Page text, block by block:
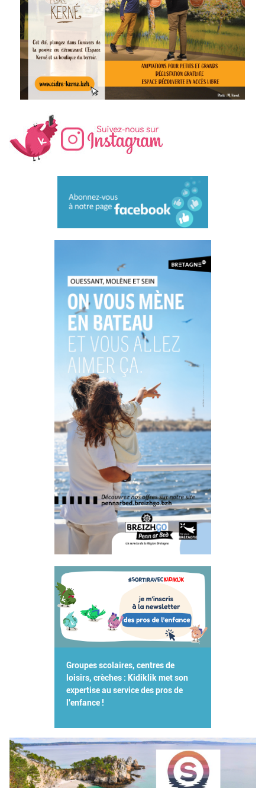
Groupes scolaires, centres de
loisirs, crèches : Kidiklik met son
expertise au service des pros de
l'enfance !